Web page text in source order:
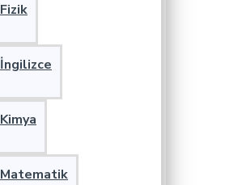
Fizik
İngilizce
Kimya
Matematik